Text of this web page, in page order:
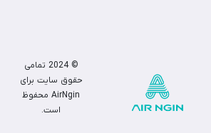
© 2024 تمامی
حقوق سایت برای
AirNginمحفوظ
است.